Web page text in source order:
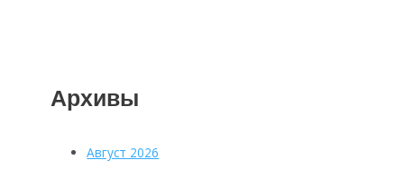
Архивы
Август 2026